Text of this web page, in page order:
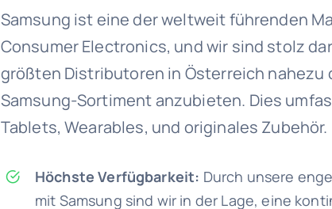
Samsung ist eine der weltweit führenden
Consumer Electronics, und wir sind stolz
größten Distributoren in Österreich nahezu
Samsung-Sortiment anzubieten. Dies
Tablets, Wearables, und originales Zubehör.
Höchste Verfügbarkeit: Durch unsere
mit Samsung sind wir in der Lage, eine